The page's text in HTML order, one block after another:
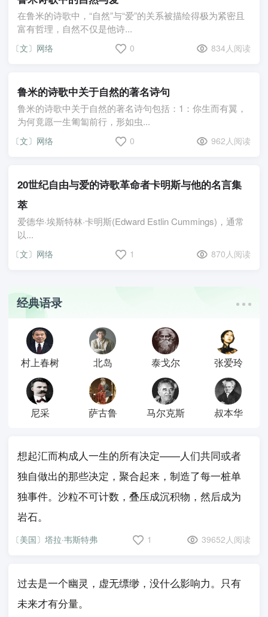
在鲁米的诗歌中，“自然”与“爱”的关系被描绘得极为紧密且
富有哲理，自然不仅是他诗...
〔文〕网络 0 834人阅读
鲁米的诗歌中关于自然的著名诗句
鲁米的诗歌中关于自然的著名诗句包括：1：你生而有翼，
为何竟愿一生匍匐前行，形如虫...
〔文〕网络 0 962人阅读
20世纪自由与爱的诗歌革命者卡明斯与他的名言集
萃
爱德华·埃斯特林·卡明斯(Edward Estlin Cummings)，通常
以...
〔文〕网络 1 870人阅读
经典语录
村上春树 北岛 泰戈尔 张爱玲
尼采 萨古鲁 马尔克斯 叔本华
想起汇而构成人一生的所有决定——人们共同或者
独自做出的那些决定，聚合起来，制造了每一桩单
独事件。沙粒不可计数，叠压成沉积物，然后成为
岩石。
〔美国〕塔拉·韦斯特弗 1 39652人阅读
过去是一个幽灵，虚无缥缈，没什么影响力。只有
未来才有分量。